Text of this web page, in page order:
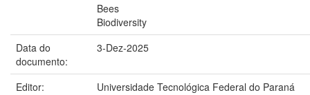
Bees
Biodiversity
Data do
documento:
3-Dez-2025
Editor:
Universidade Tecnológica Federal do Paraná